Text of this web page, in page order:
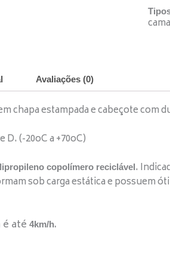
Avaliações (0)
chapa estampada e cabeçote com
D. (-20oC a +70oC)
copolímero reciclável.
sob carga estática e possuem
até 4km/h.